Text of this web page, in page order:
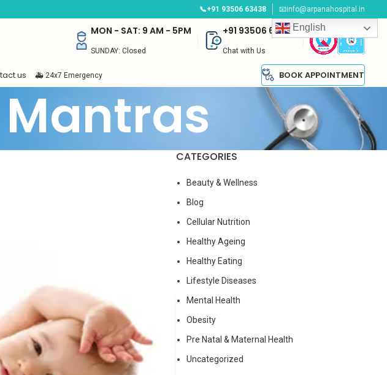
📞+91 93506 63438 📧info@arpanahospital.in
MON - SAT: 9 AM - 5PM
SUNDAY: Closed
+91 93506 63438
Chat with Us
us 🚑 24x7 Emergency BOOK APPOINTMENT
CATEGORIES
Beauty & Wellness
Blog
Cellular Nutrition
Healthy Ageing
Healthy Eating
Lifestyle Diseases
Mental Health
Obesity
Pre Natal & Maternal Health
Uncategorized
English